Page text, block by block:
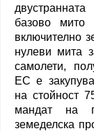
базово мито
включително
нулеви мита
самолети,
ЕС е
на стойност
мандат на
земеделска